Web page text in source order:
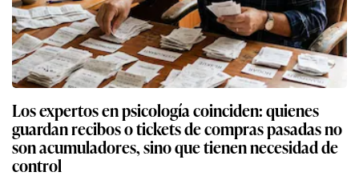
Los expertos en psicología coinciden: quienes
guardan recibos o tickets de compras pasadas no
son acumuladores, sino que tienen necesidad de
control